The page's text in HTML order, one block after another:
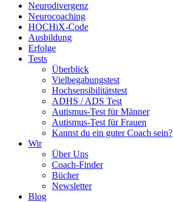
Neurodivergenz
Neurocoaching
HOCHiX-Code
Ausbildung
Erfolge
Tests
Überblick
Vielbegabungstest
Hochsensibilitätstest
ADHS / ADS Test
Autismus-Test für Männer
Autismus-Test für Frauen
Kannst du ein guter Coach sein?
Wir
Über Uns
Coach-Finder
Bücher
Newsletter
Blog